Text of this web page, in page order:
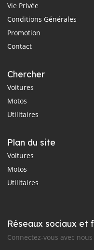
Vie Privée
Conditions Générales
Promotion
Contact
Chercher
Voitures
Motos
Utilitaires
Plan du site
Voitures
Motos
Utilitaires
Réseaux sociaux et
Connectez-vous avec